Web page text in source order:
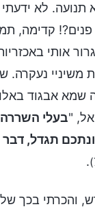
לא
קדימה,
אותי
משיניי נעקרה.
אבגוד
"בעלי השררה
תגדל,
.
והכרתי בכך